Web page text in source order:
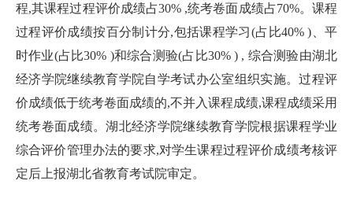
程,其课程过程评价成绩占30% ,统考卷面成绩占70%。课程
过程评价成绩按百分制计分,包括课程学习(占比40% )、平
时作业(占比30% )和综合测验(占比30% ) , 综合测验由湖北
经济学院继续教育学院自学考试办公室组织实施。过程评
价成绩低于统考卷面成绩的,不并入课程成绩,课程成绩采用
统考卷面成绩。湖北经济学院继续教育学院根据课程学业
综合评价管理办法的要求,对学生课程过程评价成绩考核评
定后上报湖北省教育考试院审定。